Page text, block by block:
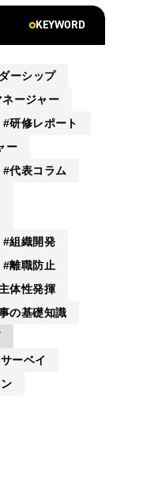
KEYWORD
ーシップ
ネージャー
研修レポート
ー
代表コラム
組織開発
離職防止
体性発揮
の基礎知識
ーベイ